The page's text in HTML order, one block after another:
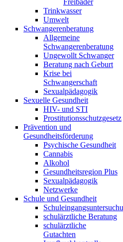
Freibäder
Trinkwasser
Umwelt
Schwangerenberatung
Allgemeine
Schwangerenberatung
Ungewollt Schwanger
Beratung nach Geburt
Krise bei
Schwangerschaft
Sexualpädagogik
Sexuelle Gesundheit
HIV- und STI
Prostitutionsschutzgesetz
Prävention und
Gesundheitsförderung
Psychische Gesundheit
Cannabis
Alkohol
Gesundheitsregion Plus
Sexualpädagogik
Netzwerke
Schule und Gesundheit
schulärztliche Beratung
schulärztliche
Gutachten